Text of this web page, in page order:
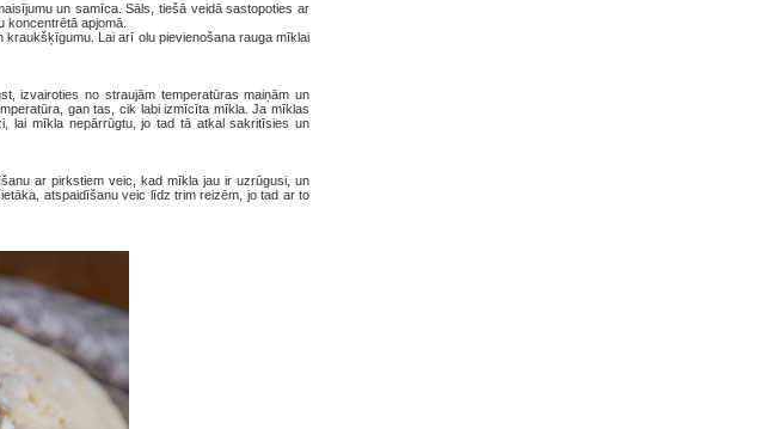
un samīca. Sāls, tiešā veidā sastopoties ar
koncentrētā apjomā.
Lai arī olu pievienošana rauga mīklai
izvairoties no straujām temperatūras maiņām un
gan tas, cik labi izmīcīta mīkla. Ja mīklas
lai mīkla nepārrūgtu, jo tad tā atkal sakritīsies un
ar pirkstiem veic, kad mīkla jau ir uzrūgusi, un
atspaidīšanu veic līdz trim reizēm, jo tad ar to